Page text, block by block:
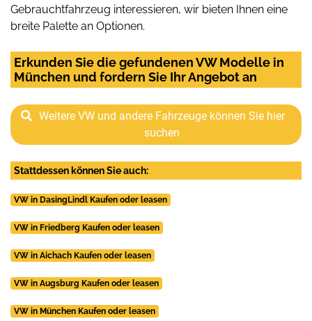
Gebrauchtfahrzeug interessieren, wir bieten Ihnen eine
breite Palette an Optionen.
Erkunden Sie die gefundenen VW Modelle in
München und fordern Sie Ihr Angebot an
Weitere VW und andere Fahrzeuge können Sie hier
suchen
Stattdessen können Sie auch:
VW in DasingLindl Kaufen oder leasen
VW in Friedberg Kaufen oder leasen
VW in Aichach Kaufen oder leasen
VW in Augsburg Kaufen oder leasen
VW in München Kaufen oder leasen